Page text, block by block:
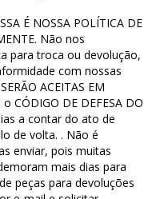
É NOSSA POLÍTICA DE
Não nos
para troca ou devolução,
com nossas
ACEITAS EM
CÓDIGO DE DEFESA DO
a contar do ato de
de volta. . Não é
enviar, pois muitas
mais dias para
peças para devoluções